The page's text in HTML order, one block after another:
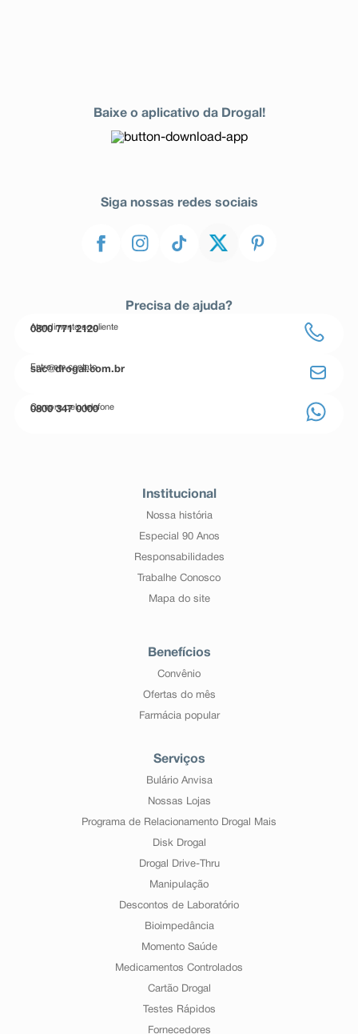
Baixe o aplicativo da Drogal!
Siga nossas redes sociais
Precisa de ajuda?
Atendimento ao cliente
0800 771 2120
Entre em contato
sac@drogal.com.br
Compre pelo telefone
0800 347 0000
Institucional
Nossa história
Especial 90 Anos
Responsabilidades
Trabalhe Conosco
Mapa do site
Benefícios
Convênio
Ofertas do mês
Farmácia popular
Serviços
Bulário Anvisa
Nossas Lojas
Programa de Relacionamento Drogal Mais
Disk Drogal
Drogal Drive-Thru
Manipulação
Descontos de Laboratório
Bioimpedância
Momento Saúde
Medicamentos Controlados
Cartão Drogal
Testes Rápidos
Fornecedores